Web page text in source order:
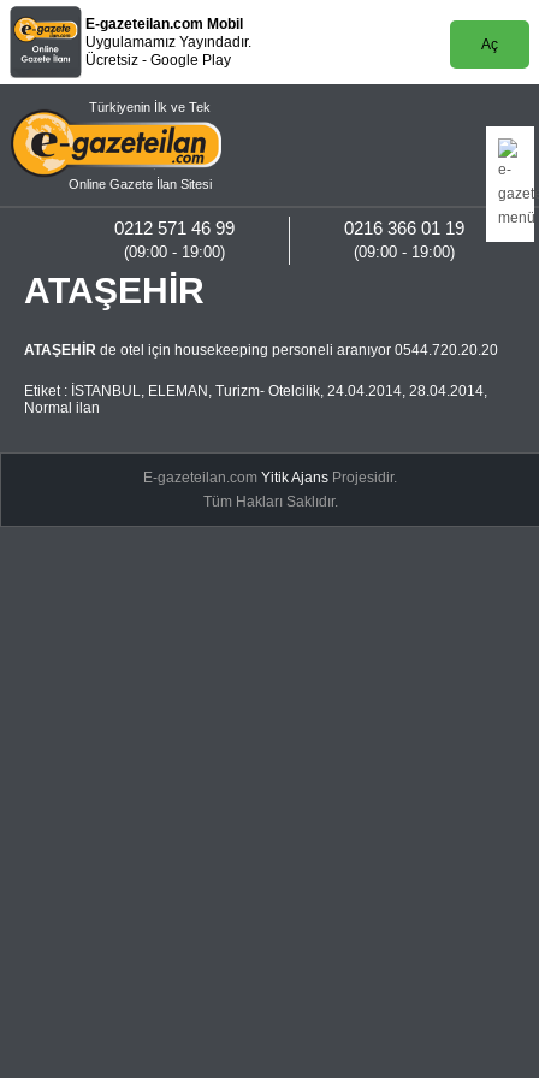
E-gazeteilan.com Mobil
Uygulamamız Yayındadır.
Ücretsiz - Google Play
Aç
Türkiyenin İlk ve Tek
Online Gazete İlan Sitesi
0216 366 01 19
(09:00 - 19:00)
0212 571 46 99
(09:00 - 19:00)
ATAŞEHİR
ATAŞEHİR de otel için housekeeping personeli aranıyor 0544.720.20.20
Etiket : İSTANBUL, ELEMAN , Turizm- Otelcilik, 24.04.2014, 28.04.2014,
Normal ilan
E-gazeteilan.comYitik Ajans Projesidir.
Tüm Hakları Saklıdır.